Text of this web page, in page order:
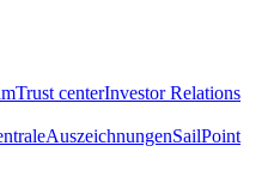
Trust centerInvestor Relations
AuszeichnungenSailPoint